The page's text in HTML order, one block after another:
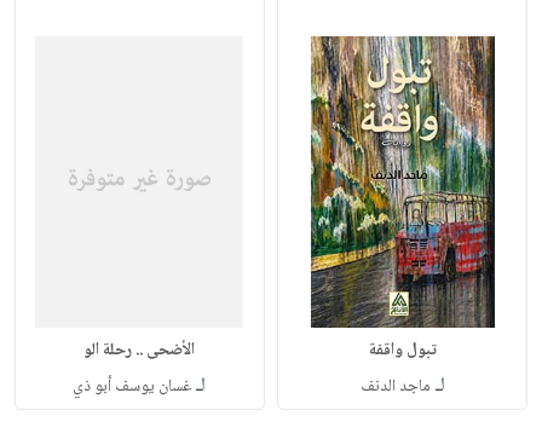
تبول واقفة
لـ ماجد الدنف
الأضحى .. رحلة الو
لـغسان يوسف أبو ذي